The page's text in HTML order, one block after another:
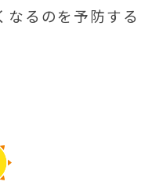
なるのを予防する